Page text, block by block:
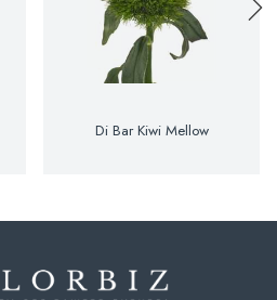
Di Bar Kiwi Mellow